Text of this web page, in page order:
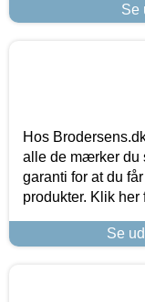
Se
Hos
alle de mærker du
garanti for at du
produkter. Klik her
Se